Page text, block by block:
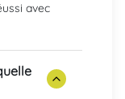
avec